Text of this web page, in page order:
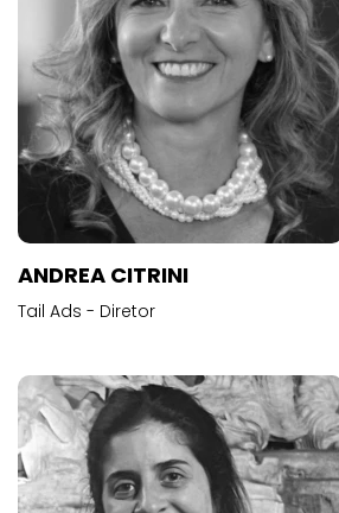
ANDREA CITRINI
Tail Ads - Diretor